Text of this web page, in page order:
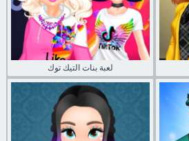
لعبة بنات التيك توك